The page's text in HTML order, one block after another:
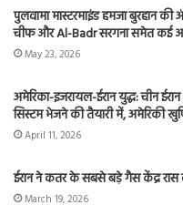
पुलवामा मास्टरमाइंड हमजा बुरहान की
चीफ और Al-Badr सरगना समेत कई
May 23, 2026
अमेरिका-इजरायल-ईरान युद्ध: चीन
सिस्टम भेजने की तैयारी में, अमेरिकी
April 11, 2026
ईरान ने कतर के सबसे बड़े गैस केंद्र रास
March 19, 2026